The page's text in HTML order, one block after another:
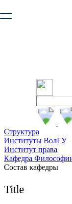
безопасную работу
Структура
Институты ВолГУ
Институт права
Кафедра
Состав кафедры
Title